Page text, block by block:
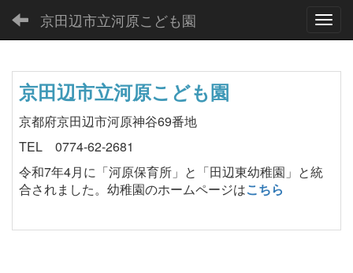
京田辺市立河原こども園
京田辺市立河原こども園
京都府京田辺市河原神谷69番地
TEL 0774-62-2681
令和7年4月に「河原保育所」と「田辺東幼稚園」と統
合されました。幼稚園のホームページはこちら